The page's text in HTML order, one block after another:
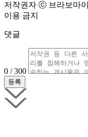
저작권자 ⓒ 브라보마
이용 금지
댓글
0 / 300